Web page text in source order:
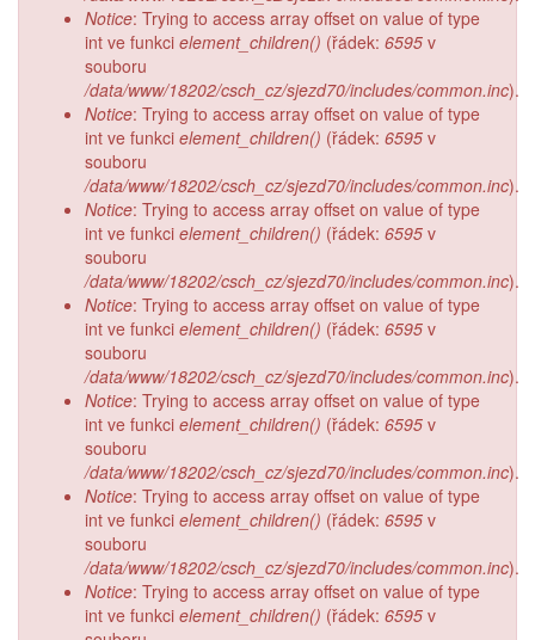
Notice: Trying to access array offset on value of type
int ve funkci element_children() (řádek: 6595 v
souboru
/data/www/18202/csch_cz/sjezd70/includes/common.inc).
Notice: Trying to access array offset on value of type
int ve funkci element_children() (řádek: 6595 v
souboru
/data/www/18202/csch_cz/sjezd70/includes/common.inc).
Notice: Trying to access array offset on value of type
int ve funkci element_children() (řádek: 6595 v
souboru
/data/www/18202/csch_cz/sjezd70/includes/common.inc).
Notice: Trying to access array offset on value of type
int ve funkci element_children() (řádek: 6595 v
souboru
/data/www/18202/csch_cz/sjezd70/includes/common.inc).
Notice: Trying to access array offset on value of type
int ve funkci element_children() (řádek: 6595 v
souboru
/data/www/18202/csch_cz/sjezd70/includes/common.inc).
Notice: Trying to access array offset on value of type
int ve funkci element_children() (řádek: 6595 v
souboru
/data/www/18202/csch_cz/sjezd70/includes/common.inc).
Notice: Trying to access array offset on value of type
int ve funkci element_children() (řádek: 6595 v